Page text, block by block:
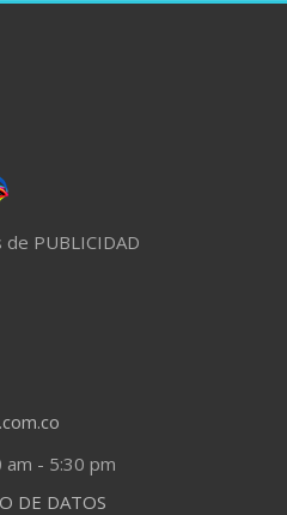
PUBLICIDAD
- 5:30 pm
DE DATOS